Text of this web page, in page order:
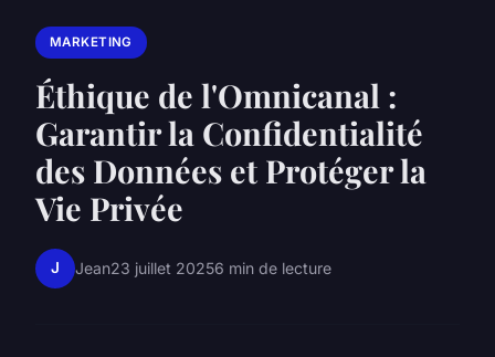
MARKETING
Éthique de l'Omnicanal :
Garantir la Confidentialité
des Données et Protéger la
Vie Privée
J Jean23 juillet 20256 min de lecture